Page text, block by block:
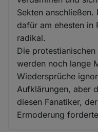
Sekten
dafür am ehesten in
radikal.
Die
werden noch lange
Wiedersprüche
Aufklärungen, aber
diesen Fanatiker,
Ermoderung